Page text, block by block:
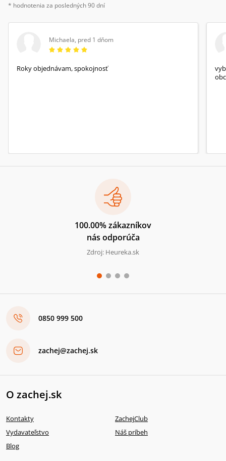
* hodnotenia za posledných 90 dní
Michaela, pred 1 dňom
Roky objednávam, spokojnosť
100.00% zákazníkov
nás odporúča
Zdroj: Heureka.sk
0850 999 500
zachej@zachej.sk
O zachej.sk
Kontakty
ZachejClub
Vydavateľstvo
Náš príbeh
Blog